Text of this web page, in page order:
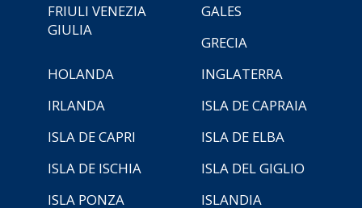
FRIULI VENEZIA
GIULIA
GALES
GRECIA
HOLANDA
INGLATERRA
IRLANDA
ISLA DE CAPRAIA
ISLA DE CAPRI
ISLA DE ELBA
ISLA DE ISCHIA
ISLA DEL GIGLIO
ISLA PONZA
ISLANDIA